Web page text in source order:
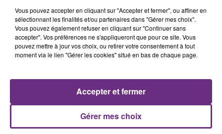
7 août 2026
SES PORTES
C'était l'une des institutions du centre-ville
rémois. Le magasin JouéClub est contraint de
fermer ses portes.
TITRES DIFFUSÉS
Vous pouvez accepter en cliquant sur "Accepter et fermer", ou affiner en
sélectionnant les finalités et/ou partenaires dans "Gérer mes choix".
Vous pouvez également refuser en cliquant sur "Continuer sans
accepter". Vos préférences ne s'appliqueront que pour ce site. Vous
pouvez mettre à jour vos choix, ou retirer votre consentement à tout
moment via le lien "Gérer les cookies" situé en bas de chaque page.
Gérer mes choix
Accepter et fermer